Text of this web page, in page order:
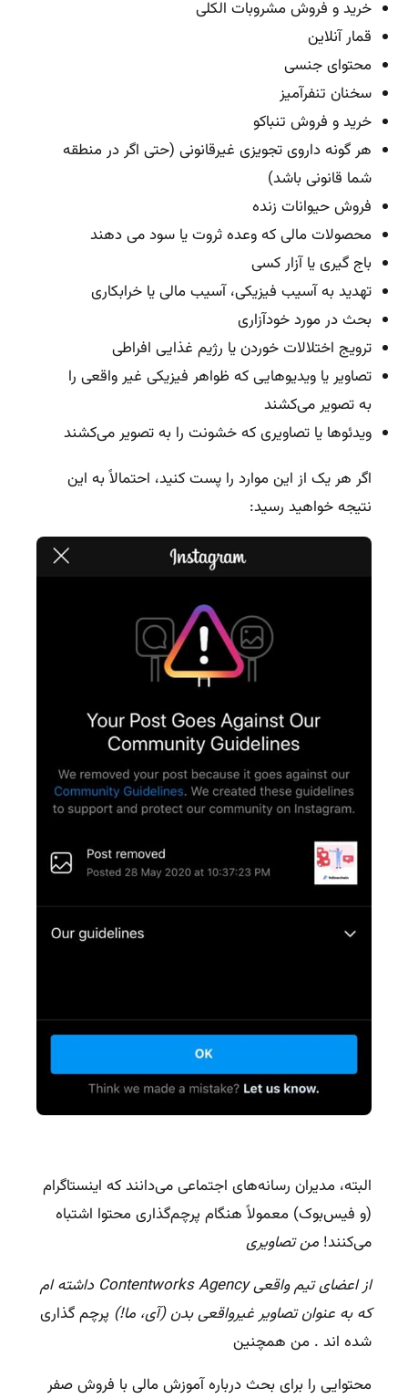
خرید و فروش مشروبات الکلی
قمار آنلاین
محتوای جنسی
سخنان تنفرآمیز
خرید و فروش تنباکو
هر گونه داروی تجویزی غیرقانونی (حتی اگر در منطقه
شما قانونی باشد)
فروش حیوانات زنده
محصولات مالی که وعده ثروت یا سود می دهند
باج گیری یا آزار کسی
تهدید به آسیب فیزیکی، آسیب مالی یا خرابکاری
بحث در مورد خودآزاری
ترویج اختلالات خوردن یا رژیم غذایی افراطی
تصاویر یا ویدیوهایی که ظواهر فیزیکی غیر واقعی را
به تصویر می‌کشند
ویدئوها یا تصاویری که خشونت را به تصویر می‌کشند
اگر هر یک از این موارد را پست کنید، احتمالاً به این
نتیجه خواهید رسید:
البته، مدیران رسانه‌های اجتماعیمی‌دانند که اینستاگرام
(و فیس‌بوک) معمولاً هنگام پرچم‌گذاری محتوا اشتباه
می‌کنند! من تصاویری
از اعضای تیم واقعی Contentworks Agency داشته ام
که به عنوان تصاویر غیرواقعی بدن (آی، ما!) پرچم گذاری
شده اند . من همچنین
محتوایی را برای بحث درباره آموزش مالی با فروش صفر